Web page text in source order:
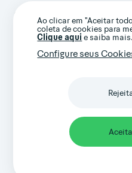
Ao clicar em "Aceitar
coleta de cookies para
Clique aqui e saiba mais.
Configure seus
customer@avenue.us
+1 786-220-7233
(Ligação internacional)